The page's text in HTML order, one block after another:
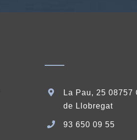
La Pau, 25 08757
de Llobregat
93 650 09 55